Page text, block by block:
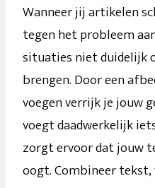
Wanneer jij artikelen
tegen het probleem
situaties niet duidelijk
brengen. Door een
voegen verrijk je jouw
voegt daadwerkelijk
zorgt ervoor dat jouw
oogt. Combineer